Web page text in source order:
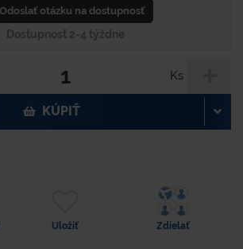
otázku na dostupnosť
Dostupnosť 2-4 týždne
Ks
KÚPIŤ
Uložiť Zdielať